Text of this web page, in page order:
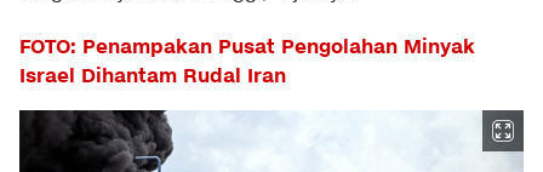
FOTO: Penampakan Pusat Pengolahan Minyak
Israel Dihantam Rudal Iran